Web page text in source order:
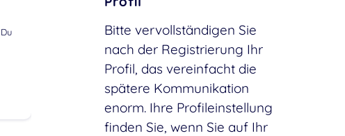
Bitte vervollständigen Sie
nach der Registrierung Ihr
Profil, das vereinfacht die
spätere Kommunikation
enorm. Ihre Profileinstellung
finden Sie, wenn Sie auf Ihr